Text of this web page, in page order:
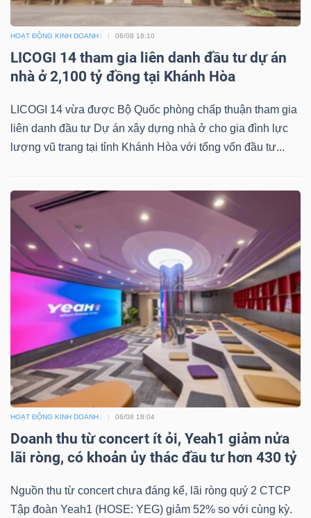
HOẠT ĐỘNG KINH DOANH 06/08 18:10
LICOGI 14 tham gia liên danh đầu tư dự án
nhà ở 2,100 tỷ đồng tại Khánh Hòa
LICOGI 14 vừa được Bộ Quốc phòng chấp thuận tham gia
liên danh đầu tư Dự án xây dựng nhà ở cho gia đình lực
lượng vũ trang tại tỉnh Khánh Hòa với tổng vốn đầu tư...
HOẠT ĐỘNG KINH DOANH 06/08 18:04
Doanh thu từ concert ít ỏi, Yeah1 giảm nửa
lãi ròng, có khoản ủy thác đầu tư hơn 430 tỷ
Nguồn thu từ concert chưa đáng kể, lãi ròng quý 2 CTCP
Tập đoàn Yeah1 (HOSE: YEG) giảm 52% so với cùng kỳ.